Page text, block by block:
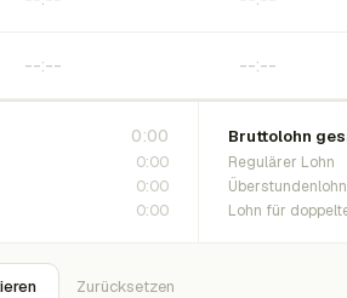
0:00
0:00
0:00
0:00
Bruttolohn
Regulärer Lohn
Überstundenlohn
Lohn für
Zurücksetzen